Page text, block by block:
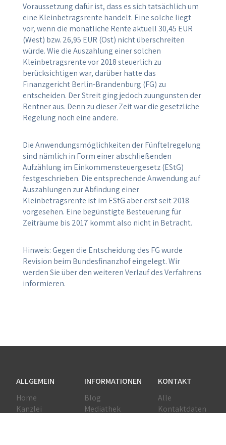
Voraussetzung dafür ist, dass es sich tatsächlich um
eine Kleinbetragsrente handelt. Eine solche liegt
vor, wenn die monatliche Rente aktuell 30,45 EUR
(West) bzw. 26,95 EUR (Ost) nicht überschreiten
würde. Wie die Auszahlung einer solchen
Kleinbetragsrente vor 2018 steuerlich zu
berücksichtigen war, darüber hatte das
Finanzgericht Berlin-Brandenburg (FG) zu
entscheiden. Der Streit ging jedoch zuungunsten der
Rentner aus. Denn zu dieser Zeit war die gesetzliche
Regelung noch eine andere.
Die Anwendungsmöglichkeiten der Fünftelregelung
sind nämlich in Form einer abschließenden
Aufzählung im Einkommensteuergesetz (EStG)
festgeschrieben. Die entsprechende Anwendung auf
Auszahlungen zur Abfindung einer
Kleinbetragsrente ist im EStG aber erst seit 2018
vorgesehen. Eine begünstigte Besteuerung für
Zeiträume bis 2017 kommt also nicht in Betracht.
Hinweis: Gegen die Entscheidung des FG wurde
Revision beim Bundesfinanzhof eingelegt. Wir
werden Sie über den weiteren Verlauf des Verfahrens
informieren.
ALLGEMEIN
Home
Kanzlei
INFORMATIONEN
Blog
Mediathek
KONTAKT
Alle
Kontaktdaten